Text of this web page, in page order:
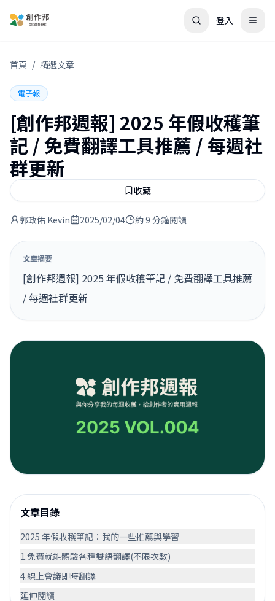
登入
首頁 / 精選文章
電子報
[創作邦週報] 2025 年假收穫筆
記 / 免費翻譯工具推薦 / 每週社
群更新
收藏
郭政佑 Kevin 2025/02/04 約 9 分鐘閱讀
文章摘要
[創作邦週報] 2025 年假收穫筆記 / 免費翻譯工具推薦
/ 每週社群更新
文章目錄
2025 年假收穫筆記：我的一些推薦與學習
1.免費就能體驗各種雙語翻譯(不限次數)
4.線上會議即時翻譯
延伸閱讀